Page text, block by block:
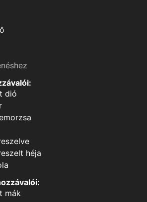
dió
héja
mák